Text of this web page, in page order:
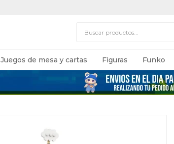
Juegos de mesa y cartas Figuras Funko